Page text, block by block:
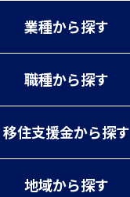
業種から探す
職種から探す
移住支援金から探す
地域から探す